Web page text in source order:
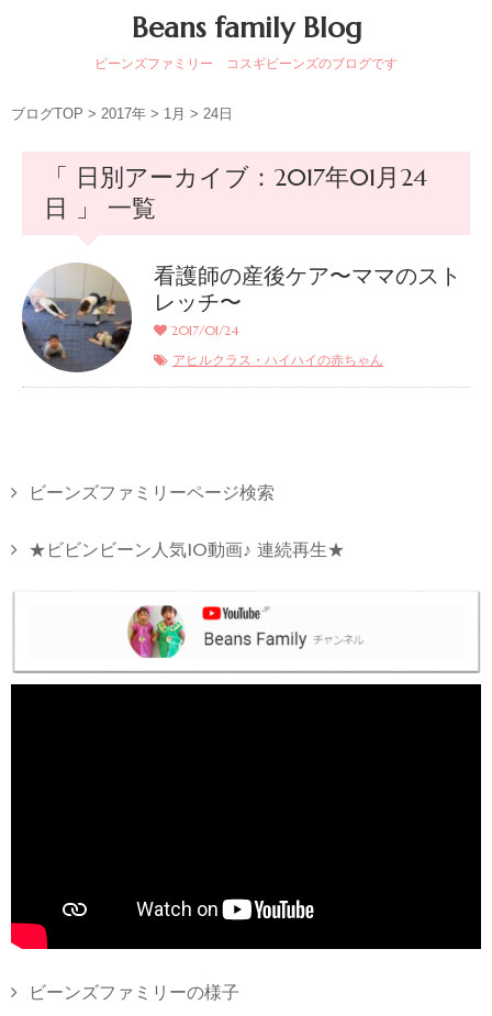
Beans family Blog
ビーンズファミリー コスギビーンズのブログです
ブログTOP > 2017年 > 1月 > 24日
「 日別アーカイブ：2017年01月24
日 」 一覧
看護師の産後ケア〜ママのスト
レッチ〜
2017/01/24
アヒルクラス・ハイハイの赤ちゃん
ビーンズファミリーページ検索
★ビビンビーン人気10動画♪ 連続再生★
ビーンズファミリーの様子